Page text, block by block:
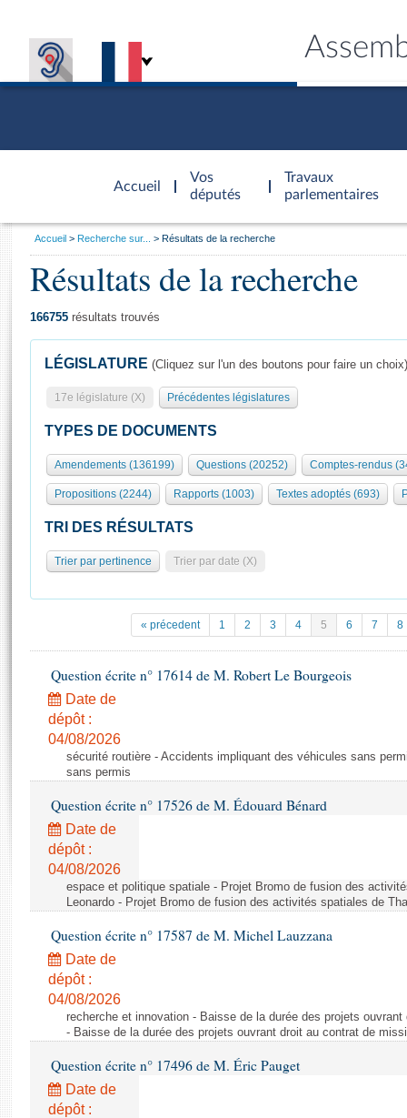
Accueil
d'accueil
Vos
députés
Travaux
parlementaires
Présidence
577 députés
Groupes politiques
Séance publique
Commissions et autres organes
Europe et International
Pétitions
Projets de loi
Propositions de loi
Amendements
Textes adoptés
Rapports législatifs
Rapports sur l'application des lois
Baromètre de l’application des lois
Dossiers législatifs
Budget et sécurité sociale
Questions écrites et orales
Comptes rendus des débats
Général
Rôle et pouvoirs de l'Assemblée
Organisation de l'Assemblée
Présidence Conférence des Présidents Bureau Collège des
Statistiques et chiffres clés
Documents de référence
( Constitution | Règlement de l'Assemblée ... )
Histoire
Juniors
Anciennes législatures
Visiter l'Assemblée
Visite virtuelle du palais Bourbon
Assister à une séance
La Bibliothèque
Contacts et plan d'accès
Photos libres de droit
Vous
Accueil Recherche sur... Résultats de la recherche
Résultats de la recherche
166755 résultats trouvés
LÉGISLATURE (Cliquez sur l'un des boutons pour faire un choix)
17e législature (X) Précédentes législatures
TYPES DE DOCUMENTS
Amendements (136199) Questions (20252) Comptes-rendus
Propositions (2244) Rapports (1003) Textes adoptés (693)
TRI DES RÉSULTATS
Trier par pertinence Trier par date (X)
« précedent 1 2 3 4 5 6 7 8
Question écrite n° 17614 de M. Robert Le Bourgeois
Date de
dépôt :
04/08/2026
sécurité routière - Accidents impliquant des véhicules sans
sans permis
Question écrite n° 17526 de M. Édouard Bénard
Date de
dépôt :
04/08/2026
espace et politique spatiale - Projet Bromo de fusion des
Leonardo - Projet Bromo de fusion des activités spatiales de
Question écrite n° 17587 de M. Michel Lauzzana
Date de
dépôt :
04/08/2026
recherche et innovation - Baisse de la durée des projets
- Baisse de la durée des projets ouvrant droit au contrat de
Question écrite n° 17496 de M. Éric Pauget
Date de
dépôt :